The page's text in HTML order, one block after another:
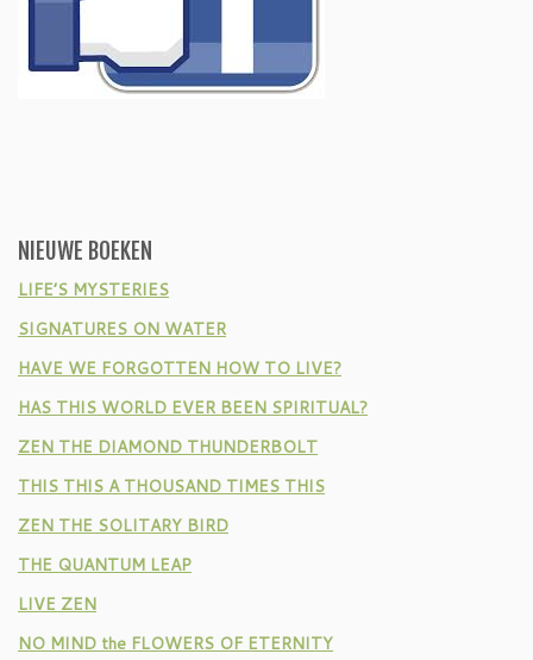
NIEUWE BOEKEN
LIFE’S MYSTERIES
SIGNATURES ON WATER
HAVE WE FORGOTTEN HOW TO LIVE?
HAS THIS WORLD EVER BEEN SPIRITUAL?
ZEN THE DIAMOND THUNDERBOLT
THIS THIS A THOUSAND TIMES THIS
ZEN THE SOLITARY BIRD
THE QUANTUM LEAP
LIVE ZEN
NO MIND the FLOWERS OF ETERNITY